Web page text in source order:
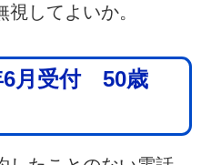
してよいか。
6月受付 50歳